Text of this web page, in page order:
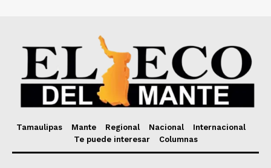
Tamaulipas Mante Regional Nacional
Internacional
Te puede interesar
Columnas